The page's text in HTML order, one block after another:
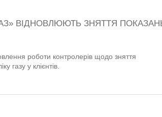
ВІДНОВЛЮЮТЬ ЗНЯТТЯ
роботи контролерів щодо зняття
газу у клієнтів.